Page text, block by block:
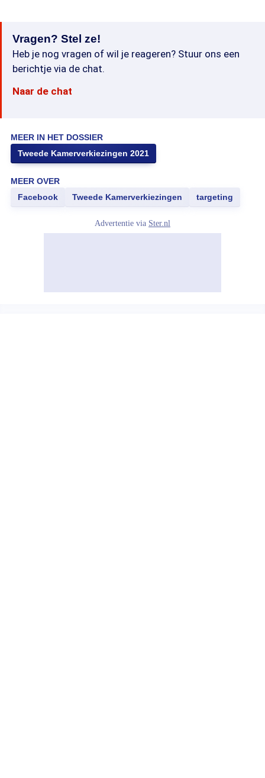
Vragen? Stel ze!
Heb je nog vragen of wil je reageren? Stuur ons een
berichtje via de chat.
Naar de chat
MEER IN HET DOSSIER
Tweede Kamerverkiezingen 2021
MEER OVER
Facebook
Tweede Kamerverkiezingen targeting
Advertentie via Ster.nl